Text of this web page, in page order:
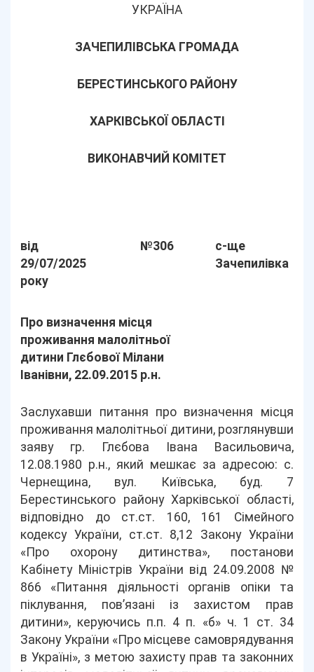
УКРАЇНА
ЗАЧЕПИЛІВСЬКА ГРОМАДА
БЕРЕСТИНСЬКОГО РАЙОНУ
ХАРКІВСЬКОЇ ОБЛАСТІ
ВИКОНАВЧИЙ КОМІТЕТ
від
29/07/2025
року
№306
с-ще
Зачепилівка
Про визначення місця
проживання малолітньої
дитини Глєбової Мілани
Іванівни, 22.09.2015 р.н.
Заслухавши питання про визначення місця
проживання малолітньої дитини, розглянувши
заяву гр. Глєбова Івана Васильовича,
12.08.1980 р.н., який мешкає за адресою: с.
Чернещина, вул. Київська, буд. 7
Берестинського району Харківської області,
відповідно до ст.ст. 160, 161 Сімейного
кодексу України, ст.ст. 8,12 Закону України
«Про охорону дитинства», постанови
Кабінету Міністрів України від 24.09.2008 №
866 «Питання діяльності органів опіки та
піклування, пов’язані із захистом прав
дитини», керуючись п.п. 4 п. «б» ч. 1 ст. 34
Закону України «Про місцеве самоврядування
в Україні», з метою захисту прав та законних